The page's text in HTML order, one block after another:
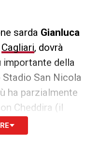
sarda Gianluca
Cagliari, dovrà
importante della
San Nicola
ha parzialmente
Cheddira (il
un rigore),
finale playoff